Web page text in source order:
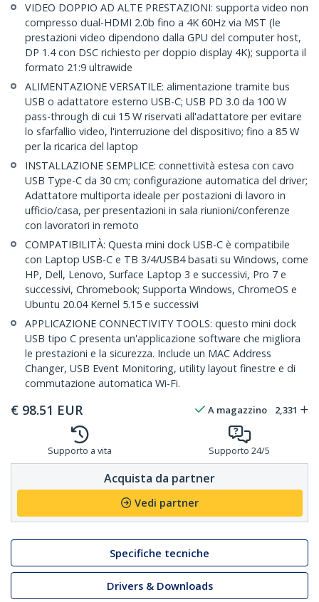
VIDEO DOPPIO AD ALTE PRESTAZIONI: supporta video non
compresso dual-HDMI 2.0b fino a 4K 60Hz via MST (le
prestazioni video dipendono dalla GPU del computer host,
DP 1.4 con DSC richiesto per doppio display 4K); supporta il
formato 21:9 ultrawide
ALIMENTAZIONE VERSATILE: alimentazione tramite bus
USB o adattatore esterno USB-C; USB PD 3.0 da 100 W
pass-through di cui 15 W riservati all'adattatore per evitare
lo sfarfallio video, l'interruzione del dispositivo; fino a 85 W
per la ricarica del laptop
INSTALLAZIONE SEMPLICE: connettività estesa con cavo
USB Type-C da 30 cm; configurazione automatica del driver;
Adattatore multiporta ideale per postazioni di lavoro in
ufficio/casa, per presentazioni in sala riunioni/conferenze
con lavoratori in remoto
COMPATIBILITÀ: Questa mini dock USB-C è compatibile
con Laptop USB-C e TB 3/4/USB4 basati su Windows, come
HP, Dell, Lenovo, Surface Laptop 3 e successivi, Pro 7 e
successivi, Chromebook; Supporta Windows, ChromeOS e
Ubuntu 20.04 Kernel 5.15 e successivi
APPLICAZIONE CONNECTIVITY TOOLS: questo mini dock
USB tipo C presenta un'applicazione software che migliora
le prestazioni e la sicurezza. Include un MAC Address
Changer, USB Event Monitoring, utility layout finestre e di
commutazione automatica Wi-Fi.
€ 98.51 EUR A magazzino 2,331
Supporto a vita Supporto 24/5
Acquista da partner
Vedi partner
Specifiche tecniche
Drivers & Downloads